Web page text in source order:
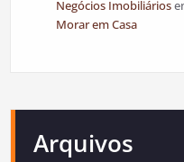
Negócios Imobiliários
Morar em Casa
Arquivos